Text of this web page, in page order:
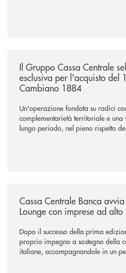
comuni e sulla prossimità ai
Il Gruppo Cassa Centrale
esclusiva per l'acquisto del
Cambiano 1884
Un'operazione fondata su radici
complementarietà territoriale e una
lungo periodo, nel pieno rispetto
negoziazione esclusiva per la
Cassa Centrale Banca avvia
Lounge con imprese ad
Dopo il successo della prima
proprio impegno a sostegno della
italiane, accompagnandole in un